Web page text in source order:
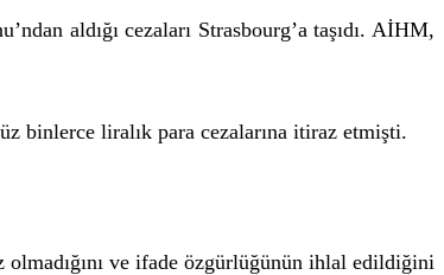
aldığı cezaları Strasbourg’a taşıdı. AİHM,
binlerce liralık para cezalarına itiraz etmişti.
olmadığını ve ifade özgürlüğünün ihlal edildiğini